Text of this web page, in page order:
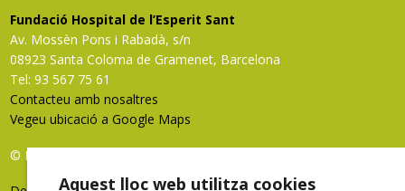
Fundació Hospital de l’Esperit Sant
Av. Mossèn Pons i Rabadà, s/n
08923 Santa Coloma de Gramenet, Barcelona
Tel: 93 567 75 61
Contacteu amb nosaltres
Vegeu ubicació a Google Maps
© FHES, tots els drets reservats
Aquest lloc web utilitza cookies